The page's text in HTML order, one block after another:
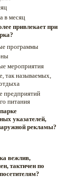
в месяц
привлекает при
программы
мероприятия
так называемых,
предприятий
питания
указателей,
рекламы?
вежлив,
тактичен по